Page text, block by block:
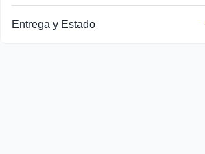
Entrega y Estado